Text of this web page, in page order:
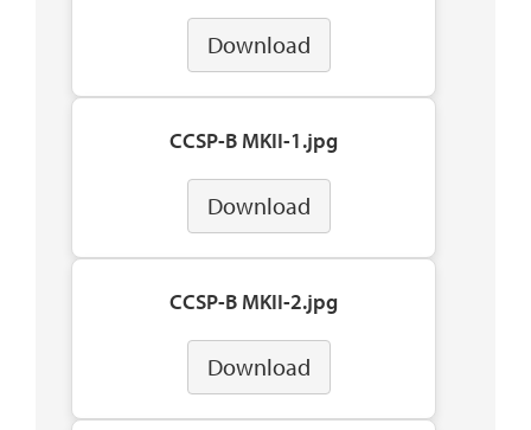
Download
CCSP-B MKII-1.jpg
Download
CCSP-B MKII-2.jpg
Download